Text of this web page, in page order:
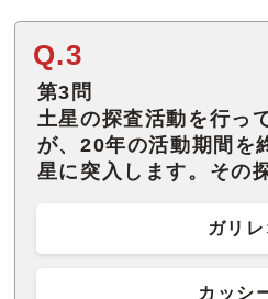
Q.3
第3問
土星の探査活動を行っ
が、20年の活動期間を
星に突入します。その
ガリレ
カッシ